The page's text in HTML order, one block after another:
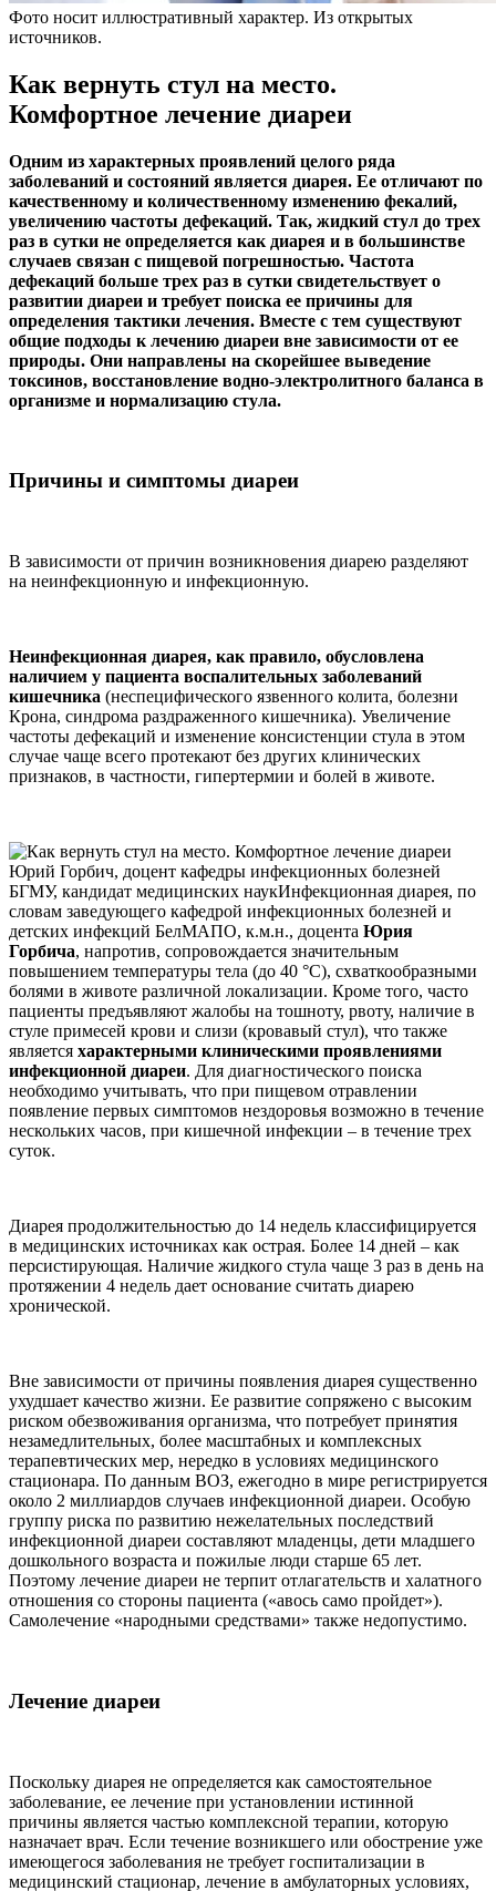
Фото носит иллюстративный характер. Из открытых
источников.
Как вернуть стул на место.
Комфортное лечение диареи
Одним из характерных проявлений целого ряда
заболеваний и состояний является диарея. Ее отличают по
качественному и количественному изменению фекалий,
увеличению частоты дефекаций. Так, жидкий стул до трех
раз в сутки не определяется как диарея и в большинстве
случаев связан с пищевой погрешностью. Частота
дефекаций больше трех раз в сутки свидетельствует о
развитии диареи и требует поиска ее причины для
определения тактики лечения. Вместе с тем существуют
общие подходы к лечению диареи вне зависимости от ее
природы. Они направлены на скорейшее выведение
токсинов, восстановление водно-электролитного баланса в
организме и нормализацию стула.
Причины и симптомы диареи
В зависимости от причин возникновения диарею разделяют
на неинфекционную и инфекционную.
Неинфекционная диарея, как правило, обусловлена
наличием у пациента воспалительных заболеваний
кишечника (неспецифического язвенного колита, болезни
Крона, синдрома раздраженного кишечника). Увеличение
частоты дефекаций и изменение консистенции стула в этом
случае чаще всего протекают без других клинических
признаков, в частности, гипертермии и болей в животе.
Юрий Горбич, доцент кафедры инфекционных болезней
БГМУ, кандидат медицинских наукИнфекционная диарея, по
словам заведующего кафедрой инфекционных болезней и
детских инфекций БелМАПО, к.м.н., доцента Юрия
Горбича, напротив, сопровождается значительным
повышением температуры тела (до 40 °С), схваткообразными
болями в животе различной локализации. Кроме того, часто
пациенты предъявляют жалобы на тошноту, рвоту, наличие в
стуле примесей крови и слизи (кровавый стул), что также
является характерными клиническими проявлениями
инфекционной диареи. Для диагностического поиска
необходимо учитывать, что при пищевом отравлении
появление первых симптомов нездоровья возможно в течение
нескольких часов, при кишечной инфекции – в течение трех
суток.
Диарея продолжительностью до 14 недель классифицируется
в медицинских источниках как острая. Более 14 дней – как
персистирующая. Наличие жидкого стула чаще 3 раз в день на
протяжении 4 недель дает основание считать диарею
хронической.
Вне зависимости от причины появления диарея существенно
ухудшает качество жизни. Ее развитие сопряжено с высоким
риском обезвоживания организма, что потребует принятия
незамедлительных, более масштабных и комплексных
терапевтических мер, нередко в условиях медицинского
стационара. По данным ВОЗ, ежегодно в мире регистрируется
около 2 миллиардов случаев инфекционной диареи. Особую
группу риска по развитию нежелательных последствий
инфекционной диареи составляют младенцы, дети младшего
дошкольного возраста и пожилые люди старше 65 лет.
Поэтому лечение диареи не терпит отлагательств и халатного
отношения со стороны пациента («авось само пройдет»).
Самолечение «народными средствами» также недопустимо.
Лечение диареи
Поскольку диарея не определяется как самостоятельное
заболевание, ее лечение при установлении истинной
причины является частью комплексной терапии, которую
назначает врач. Если течение возникшего или обострение уже
имеющегося заболевания не требует госпитализации в
медицинский стационар, лечение в амбулаторных условиях,